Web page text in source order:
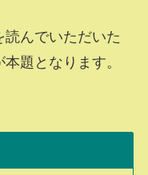
んでいただいた
題となります。